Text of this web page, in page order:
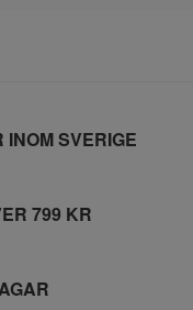
SVERIGE
799 KR